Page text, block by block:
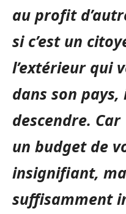
au profit
si c’est un
l’extérieur qui
dans son
descendre. Car
un budget de
insignifiant,
suffisamment